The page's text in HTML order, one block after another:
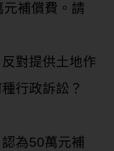
補償費。請
對提供土地作
行政訴訟？
認為50萬元補